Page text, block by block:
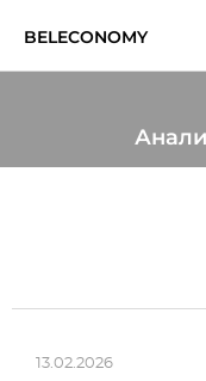
BELECONOMY
13.02.2026